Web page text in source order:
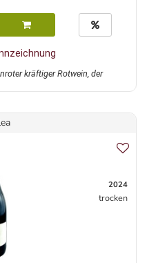
kräftiger Rotwein, der
2024
trocken